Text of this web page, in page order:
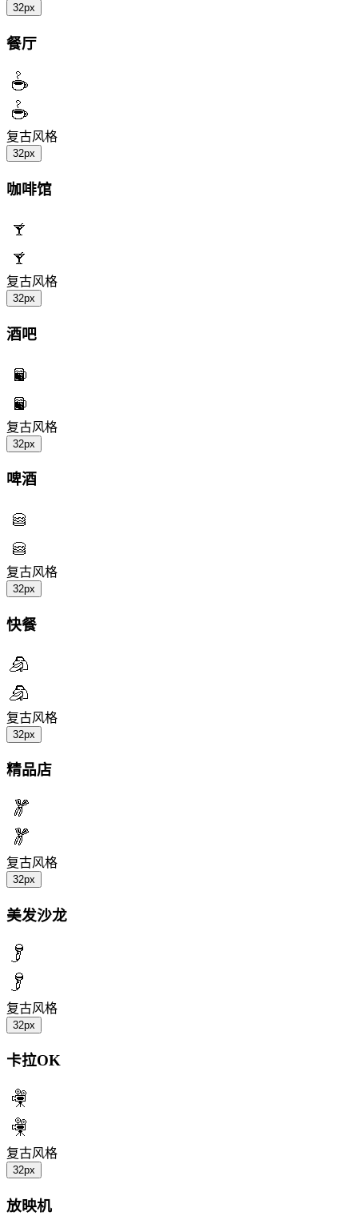
32px
餐厅
复古风格
32px
咖啡馆
复古风格
32px
酒吧
复古风格
32px
啤酒
复古风格
32px
快餐
复古风格
32px
精品店
复古风格
32px
美发沙龙
复古风格
32px
卡拉OK
复古风格
32px
放映机